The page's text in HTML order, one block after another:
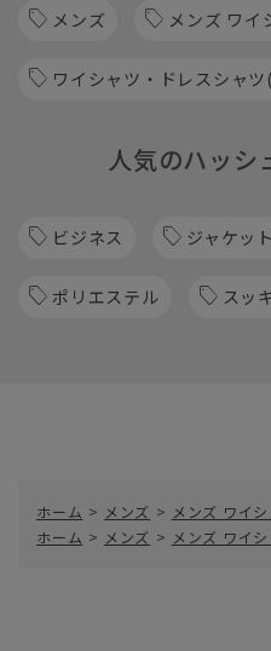
メンズ メンズ ワイ
ワイシャツ・ドレスシャ
人気のハッシ
ビジネス ジャケット
ポリエステル スッ
ホーム > メンズ > メンズ ワイ
ホーム > メンズ > メンズ ワイ